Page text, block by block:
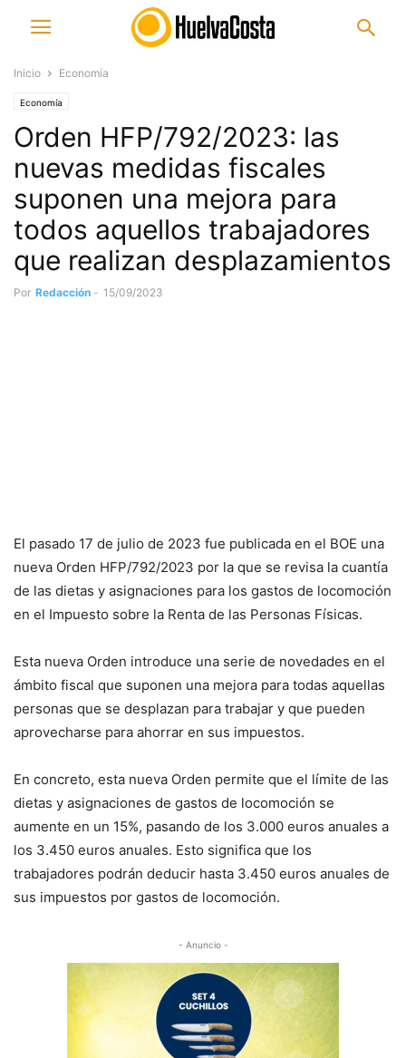
Inicio Economía
Economía
Orden HFP/792/2023: las
nuevas medidas fiscales
suponen una mejora para
todos aquellos trabajadores
que realizan desplazamientos
Por Redacción - 15/09/2023
El pasado 17 de julio de 2023 fue publicada en el BOE una
nueva Orden HFP/792/2023 por la que se revisa la cuantía
de las dietas y asignaciones para los gastos de locomoción
en el Impuesto sobre la Renta de las Personas Físicas.
Esta nueva Orden introduce una serie de novedades en el
ámbito fiscal que suponen una mejora para todas aquellas
personas que se desplazan para trabajar y que pueden
aprovecharse para ahorrar en sus impuestos.
En concreto, esta nueva Orden permite que el límite de las
dietas y asignaciones de gastos de locomoción se
aumente en un 15%, pasando de los 3.000 euros anuales a
los 3.450 euros anuales. Esto significa que los
trabajadores podrán deducir hasta 3.450 euros anuales de
sus impuestos por gastos de locomoción.
- Anuncio -